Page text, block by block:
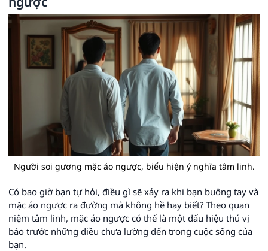
Người soi gương mặc áo ngược, biểu hiện ý nghĩa tâm linh.
Có bao giờ bạn tự hỏi, điều gì sẽ xảy ra khi bạn buông tay và
mặc áo ngược ra đường mà không hề hay biết? Theo quan
niệm tâm linh, mặc áo ngược có thể là một dấu hiệu thú vị
báo trước những điều chưa lường đến trong cuộc sống của
bạn.